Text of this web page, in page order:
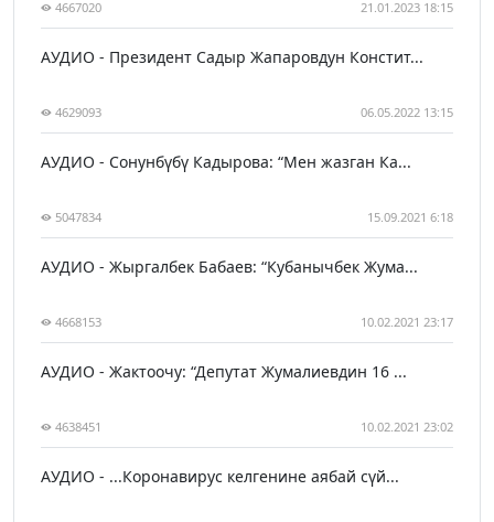
4667020 21.01.2023 18:15
АУДИО - Президент Садыр Жапаровдун Констит...
4629093 06.05.2022 13:15
АУДИО - Сонунбүбү Кадырова: “Мен жазган Ка...
5047834 15.09.2021 6:18
АУДИО - Жыргалбек Бабаев: “Кубанычбек Жума...
4668153 10.02.2021 23:17
АУДИО - Жактоочу: “Депутат Жумалиевдин 16 ...
4638451 10.02.2021 23:02
АУДИО - ...Коронавирус келгенине аябай сүй...